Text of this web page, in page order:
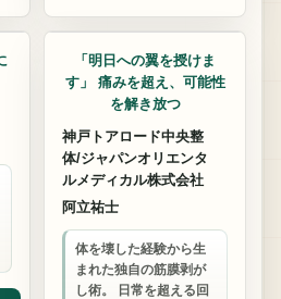
整体・マッサージ
「明日への翼を授けま
す」 痛みを超え、可能性
を解き放つ
神戸トアロード中央整
体/ジャパンオリエンタ
ルメディカル株式会社
阿立祐士
体を壊した経験から生
まれた独自の筋膜剥が
し術。 日常を超える回